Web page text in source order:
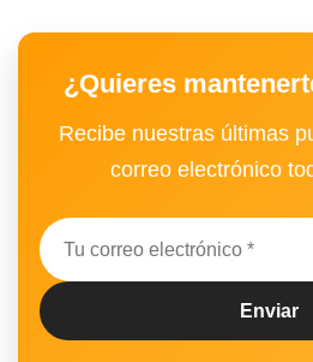
¿Quieres
Recibe nuestras últimas
correo electrónico